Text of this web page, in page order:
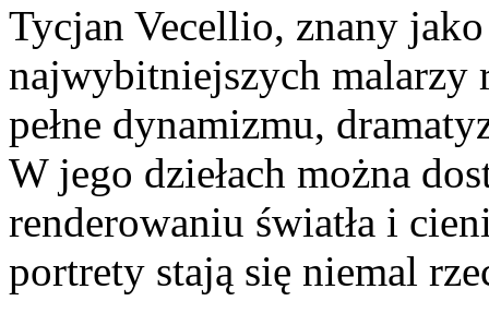
Tycjan Vecellio, znany
najwybitniejszych⁣ malarzy
pełne⁤ dynamizmu,
W jego dziełach można
renderowaniu światła i
portrety stają się niemal